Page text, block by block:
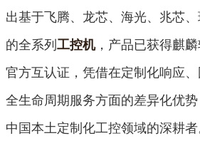
出基于飞腾、龙芯、海光、兆芯
的全系列工控机，产品已获得麒
官方互认证，凭借在定制化响应
全生命周期服务方面的差异化优
中国本土定制化工控领域的深耕者